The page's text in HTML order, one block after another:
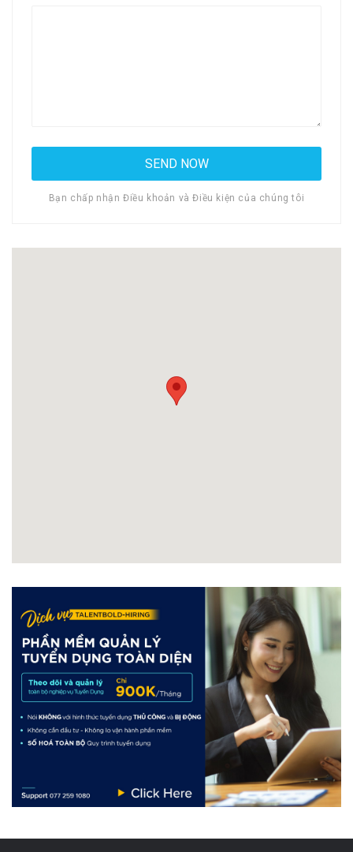
Bạn chấp nhận Điều khoản và Điều kiện của chúng tôi